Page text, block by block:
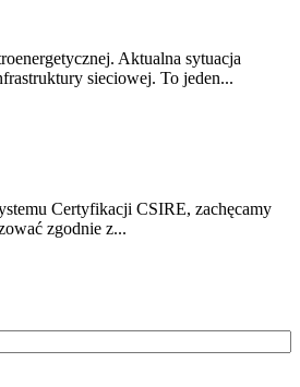
Aktualna sytuacja
sieciowej. To jeden...
Certyfikacji CSIRE, zachęcamy
zgodnie z...